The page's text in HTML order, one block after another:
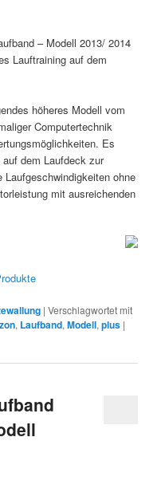
– Modell 2013/ 2014
Lauftraining auf dem
höheres Modell vom
Computertechnik
Es
dem Laufdeck zur
Laufgeschwindigkeiten ohne
mit ausreichenden
|Verschlagwortet mit
, Laufband,Modell,plus |